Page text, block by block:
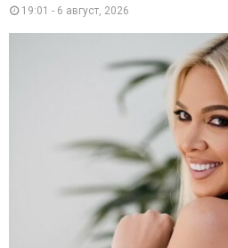
19:01 - 6 август, 2026